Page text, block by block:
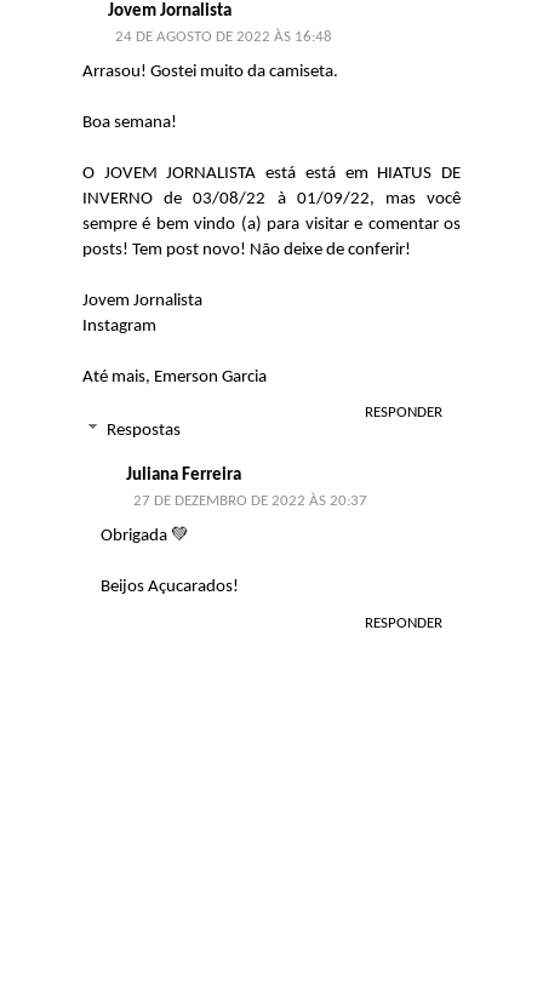
Jovem Jornalista
24 DE AGOSTO DE 2022 ÀS 16:48
Arrasou! Gostei muito da camiseta.
Boa semana!
O JOVEM JORNALISTA está está em HIATUS DE
INVERNO de 03/08/22 à 01/09/22, mas você
sempre é bem vindo (a) para visitar e comentar os
posts! Tem post novo! Não deixe de conferir!
Jovem Jornalista
Instagram
Até mais, Emerson Garcia
RESPONDER
Respostas
Juliana Ferreira
27 DE DEZEMBRO DE 2022 ÀS 20:37
Obrigada 💚
Beijos Açucarados!
RESPONDER